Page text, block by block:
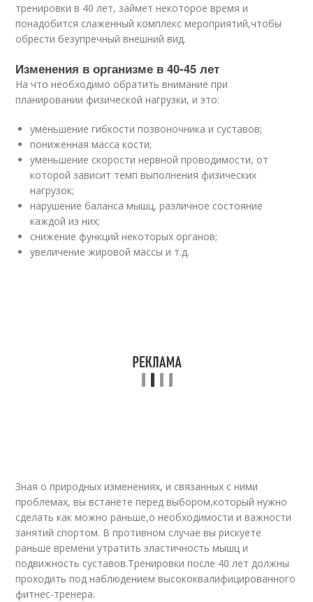
тренировки в 40 лет, займет некоторое время и
понадобится слаженный комплекс мероприятий,чтобы
обрести безупречный внешний вид.
Изменения в организме в 40-45 лет
На что необходимо обратить внимание при
планировании физической нагрузки, и это:
уменьшение гибкости позвоночника и суставов;
пониженная масса кости;
уменьшение скорости нервной проводимости, от
которой зависит темп выполнения физических
нагрузок;
нарушение баланса мышц, различное состояние
каждой из них;
снижение функций некоторых органов;
увеличение жировой массы и т.д.
Зная о природных изменениях, и связанных с ними
проблемах, вы встанете перед выбором,который нужно
сделать как можно раньше,о необходимости и важности
занятий спортом. В противном случае вы рискуете
раньше времени утратить эластичность мышц и
подвижность суставов.Тренировки после 40 лет должны
проходить под наблюдением высококвалифицированного
фитнес-тренера.